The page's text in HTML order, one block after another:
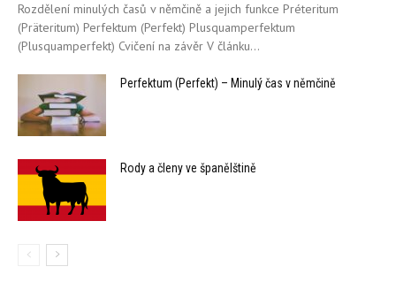
Rozdělení minulých časů v němčině a jejich funkce Préteritum
(Präteritum) Perfektum (Perfekt) Plusquamperfektum
(Plusquamperfekt) Cvičení na závěr V článku...
Perfektum (Perfekt) – Minulý čas v němčině
Rody a členy ve španělštině